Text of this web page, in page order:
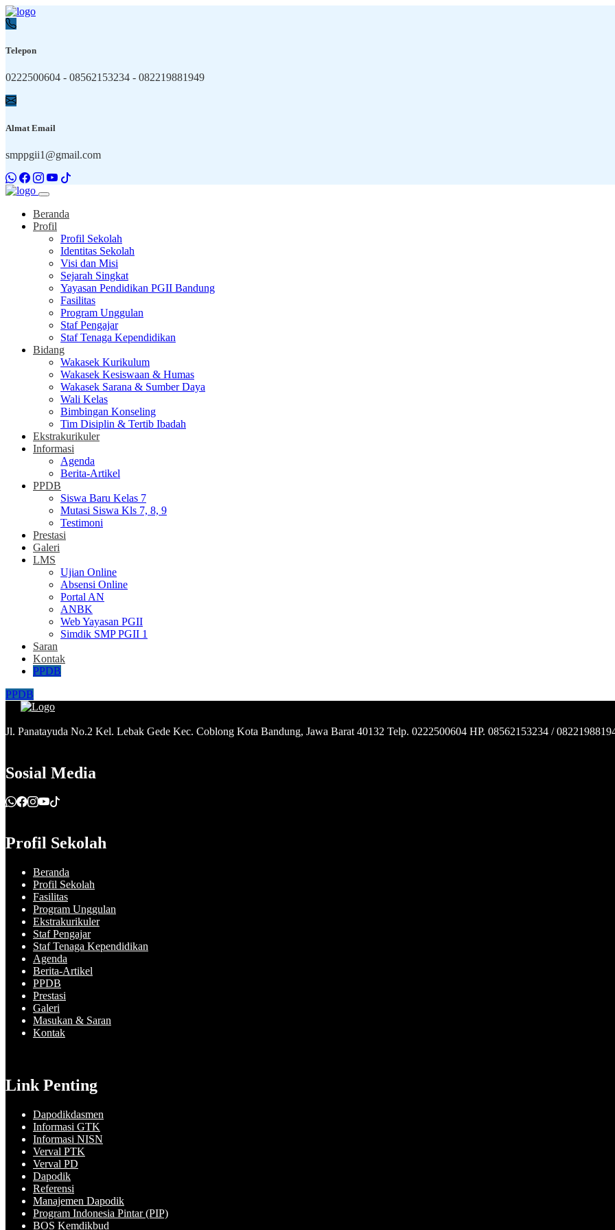
Telepon
0222500604 - 08562153234 - 082219881949
Almat Email
smppgii1@gmail.com
Beranda
Profil
Profil Sekolah
Identitas Sekolah
Visi dan Misi
Sejarah Singkat
Yayasan Pendidikan PGII Bandung
Fasilitas
Program Unggulan
Staf Pengajar
Staf Tenaga Kependidikan
Bidang
Wakasek Kurikulum
Wakasek Kesiswaan & Humas
Wakasek Sarana & Sumber Daya
Wali Kelas
Bimbingan Konseling
Tim Disiplin & Tertib Ibadah
Ekstrakurikuler
Informasi
Agenda
Berita-Artikel
PPDB
Siswa Baru Kelas 7
Mutasi Siswa Kls 7, 8, 9
Testimoni
Prestasi
Galeri
LMS
Ujian Online
Absensi Online
Portal AN
ANBK
Web Yayasan PGII
Simdik SMP PGII 1
Saran
Kontak
PPDB
PPDB
Jl. Panatayuda No.2 Kel. Lebak Gede Kec. Coblong Kota Bandung, Jawa Barat 40132 Telp. 0222500604 HP. 08562153234 /
Sosial Media
Profil Sekolah
Beranda
Profil Sekolah
Fasilitas
Program Unggulan
Ekstrakurikuler
Staf Pengajar
Staf Tenaga Kependidikan
Agenda
Berita-Artikel
PPDB
Prestasi
Galeri
Masukan & Saran
Kontak
Link Penting
Dapodikdasmen
Informasi GTK
Informasi NISN
Verval PTK
Verval PD
Dapodik
Referensi
Manajemen Dapodik
Program Indonesia Pintar (PIP)
BOS Kemdikbud